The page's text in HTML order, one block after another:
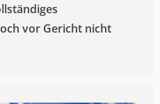
vor Gericht nicht